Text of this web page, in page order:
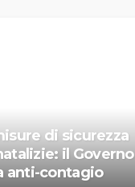
di sicurezza
il Governo
anti-contagio